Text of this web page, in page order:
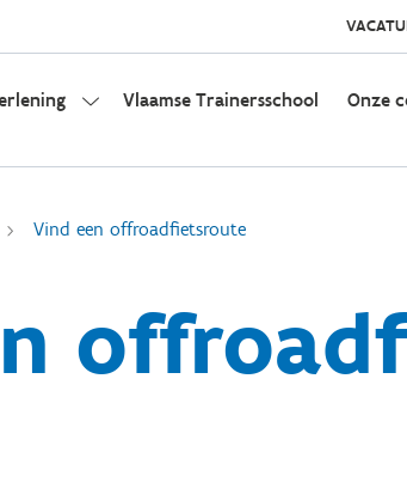
Vlaamse Trainersschool Onze
Vind een offroadfietsroute